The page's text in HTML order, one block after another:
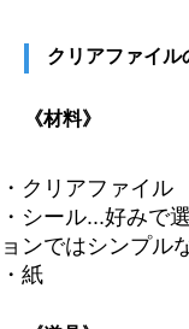
クリアファイル
《材料》
・クリアファイル
・シール...好みで
ョンではシンプル
・紙